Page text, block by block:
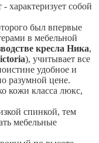
- характеризует собой
был впервые
в мебельной
кресла Ника,
), учитывает все
удобное и
разумной цене.
кожи класса люкс,
спинкой, тем
мебельные